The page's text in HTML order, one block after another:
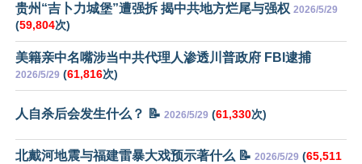
贵州“吉卜力城堡”遭强拆 揭中共地方烂尾与强权 2026/5/29
(59,804次)
美籍亲中名嘴涉当中共代理人渗透川普政府 FBI逮捕
2026/5/29 (61,816次)
人自杀后会发生什么？ 📝 2026/5/29 (61,330次)
北戴河地震与福建雷暴大戏预示著什么 📝 2026/5/29 (65,511